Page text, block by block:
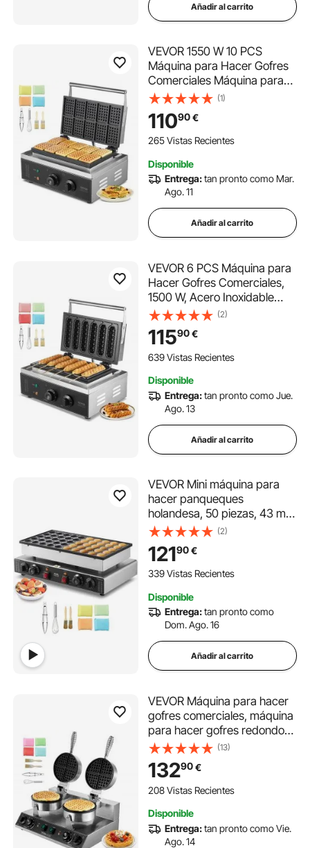
maquinas desplumadoras de pollos
maquina envasadora bolsas
máquina para hacer pollo
Añadir al carrito
VEVOR 1550 W 10 PCS
Máquina para Hacer Gofres
Comerciales Máquina para
Hacer Gofres Rectangulares
Plancha para Gofres Belgas
de Acero Inoxidable
Antiadherente con Control de
(1)
11090€
265 Vistas Recientes
Disponible
Entrega:tan pronto como Mar.
Ago. 11
Añadir al carrito
VEVOR 6 PCS Máquina para
Hacer Gofres Comerciales,
1500 W, Acero Inoxidable
Antiadherente, para Gofres
de Maíz, Salchichas, Control
de Temperatura y Tiempo,
Asa, para Restaurantes,
(2)
11590€
639 Vistas Recientes
Disponible
Entrega:tan pronto como Jue.
Ago. 13
Añadir al carrito
VEVOR Mini máquina para
hacer panqueques
holandesa, 50 piezas, 43 mm
de diámetro, máquina para
hacer dorayaki, parrilla
eléctrica comercial para
poffertjes de 1700 W, acero
control dual de temperatura
y tiempo, para cocina casera
y restaurante
(2)
12190€
339 Vistas Recientes
Disponible
Entrega:tan pronto como
Dom. Ago. 16
Añadir al carrito
VEVOR Máquina para hacer
gofres comerciales, máquina
para hacer gofres redondos
de doble cabezal, plancha
para gofres belgas de acero
inoxidable antiadherente de
2460 W con control de
para restaurantes,
panaderías, bares y familias
(13)
13290€
208 Vistas Recientes
Disponible
Entrega:tan pronto como Vie.
Ago. 14